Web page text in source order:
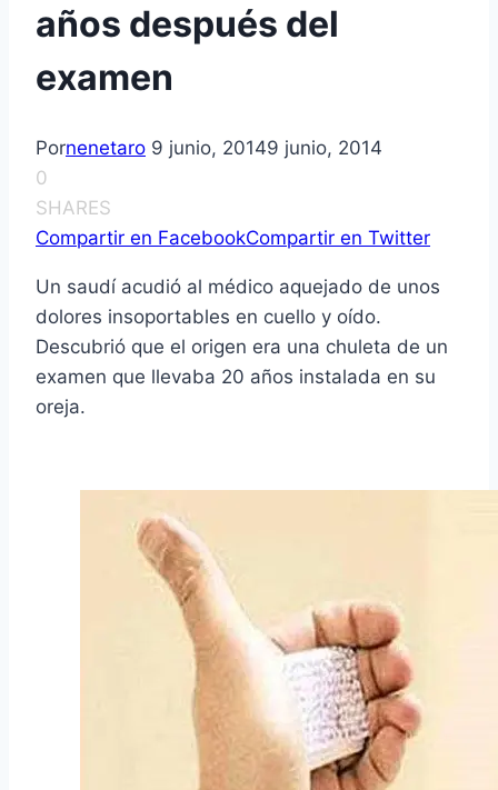
años después del
examen
Pornenetaro 9 junio, 20149 junio, 2014
0
SHARES
Compartir en FacebookCompartir en Twitter
Un saudí acudió al médico aquejado de unos
dolores insoportables en cuello y oído.
Descubrió que el origen era una chuleta de un
examen que llevaba 20 años instalada en su
oreja.